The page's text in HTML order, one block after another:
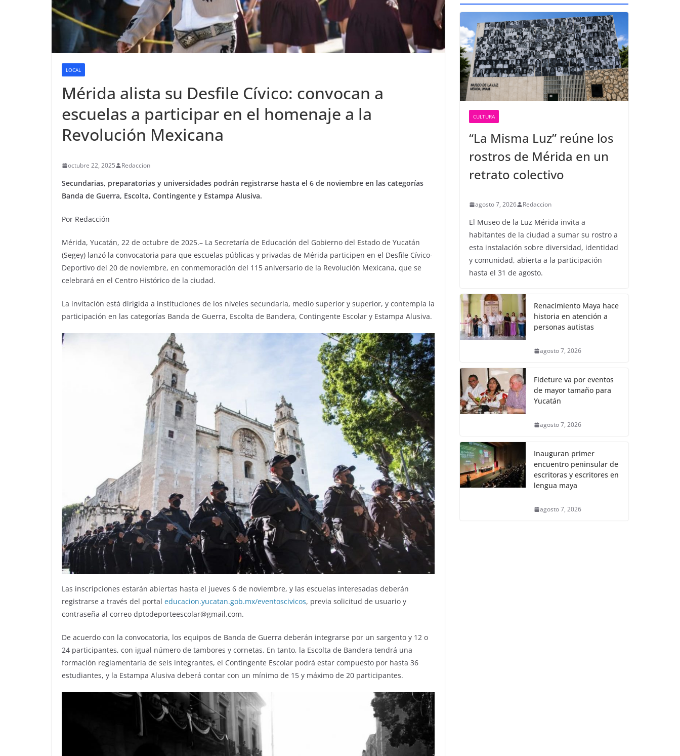
LOCAL
Mérida alista su Desfile Cívico: convocan a
escuelas a participar en el homenaje a la
Revolución Mexicana
octubre 22, 2025 Redaccion
Secundarias, preparatorias y universidades podrán registrarse hasta el 6 de noviembre en las categorías
Banda de Guerra, Escolta, Contingente y Estampa Alusiva.
Por Redacción
Mérida, Yucatán, 22 de octubre de 2025.– La Secretaría de Educación del Gobierno del Estado de Yucatán
(Segey) lanzó la convocatoria para que escuelas públicas y privadas de Mérida participen en el Desfile Cívico-
Deportivo del 20 de noviembre, en conmemoración del 115 aniversario de la Revolución Mexicana, que se
celebrará en el Centro Histórico de la ciudad.
La invitación está dirigida a instituciones de los niveles secundaria, medio superior y superior, y contempla la
participación en las categorías Banda de Guerra, Escolta de Bandera, Contingente Escolar y Estampa Alusiva.
Las inscripciones estarán abiertas hasta el jueves 6 de noviembre, y las escuelas interesadas deberán
registrarse a través del portal educacion.yucatan.gob.mx/eventoscivicos, previa solicitud de usuario y
contraseña al correo dptodeporteescolar@gmail.com.
De acuerdo con la convocatoria, los equipos de Banda de Guerra deberán integrarse por un sargento y 12 o
24 participantes, con igual número de tambores y cornetas. En tanto, la Escolta de Bandera tendrá una
formación reglamentaria de seis integrantes, el Contingente Escolar podrá estar compuesto por hasta 36
estudiantes, y la Estampa Alusiva deberá contar con un mínimo de 15 y máximo de 20 participantes.
CULTURA
“La Misma Luz” reúne los
rostros de Mérida en un
retrato colectivo
agosto 7, 2026 Redaccion
El Museo de la Luz Mérida invita a
habitantes de la ciudad a sumar su rostro a
esta instalación sobre diversidad, identidad
y comunidad, abierta a la participación
hasta el 31 de agosto.
Renacimiento Maya hace
historia en atención a
personas autistas
agosto 7, 2026
Fideture va por eventos
de mayor tamaño para
Yucatán
agosto 7, 2026
Inauguran primer
encuentro peninsular de
escritoras y escritores en
lengua maya
agosto 7, 2026